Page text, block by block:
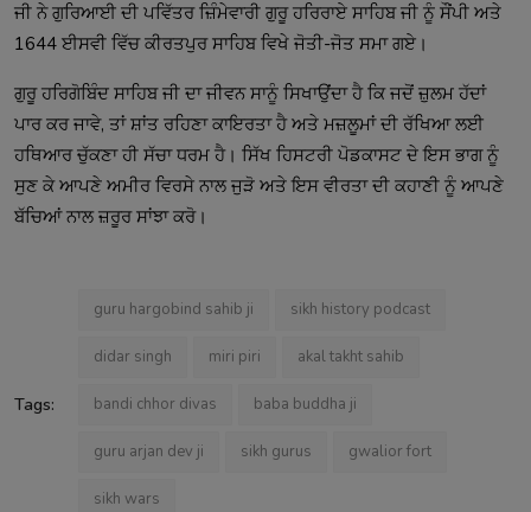
ਜੀ ਨੇ ਗੁਰਿਆਈ ਦੀ ਪਵਿੱਤਰ ਜ਼ਿੰਮੇਵਾਰੀ ਗੁਰੂ ਹਰਿਰਾਏ ਸਾਹਿਬ ਜੀ ਨੂੰ ਸੌਂਪੀ ਅਤੇ
1644 ਈਸਵੀ ਵਿੱਚ ਕੀਰਤਪੁਰ ਸਾਹਿਬ ਵਿਖੇ ਜੋਤੀ-ਜੋਤ ਸਮਾ ਗਏ।
ਗੁਰੂ ਹਰਿਗੋਬਿੰਦ ਸਾਹਿਬ ਜੀ ਦਾ ਜੀਵਨ ਸਾਨੂੰ ਸਿਖਾਉਂਦਾ ਹੈ ਕਿ ਜਦੋਂ ਜ਼ੁਲਮ ਹੱਦਾਂ
ਪਾਰ ਕਰ ਜਾਵੇ, ਤਾਂ ਸ਼ਾਂਤ ਰਹਿਣਾ ਕਾਇਰਤਾ ਹੈ ਅਤੇ ਮਜ਼ਲੂਮਾਂ ਦੀ ਰੱਖਿਆ ਲਈ
ਹਥਿਆਰ ਚੁੱਕਣਾ ਹੀ ਸੱਚਾ ਧਰਮ ਹੈ। ਸਿੱਖ ਹਿਸਟਰੀ ਪੋਡਕਾਸਟ ਦੇ ਇਸ ਭਾਗ ਨੂੰ
ਸੁਣ ਕੇ ਆਪਣੇ ਅਮੀਰ ਵਿਰਸੇ ਨਾਲ ਜੁੜੋ ਅਤੇ ਇਸ ਵੀਰਤਾ ਦੀ ਕਹਾਣੀ ਨੂੰ ਆਪਣੇ
ਬੱਚਿਆਂ ਨਾਲ ਜ਼ਰੂਰ ਸਾਂਝਾ ਕਰੋ।
Tags:
guru hargobind sahib ji sikh history podcast
didar singh miri piri akal takht sahib
bandi chhor divas baba buddha ji
guru arjan dev ji sikh gurus gwalior fort
sikh wars